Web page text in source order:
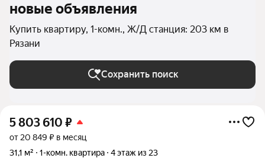
новые объявления
Купить квартиру, 1-комн., Ж/Д станция: 203 км в
Рязани
Сохранить поиск
5 803 610 ₽
от 20 849 ₽ в месяц
31,1 м²
1-комн. квартира 4 этаж из 23